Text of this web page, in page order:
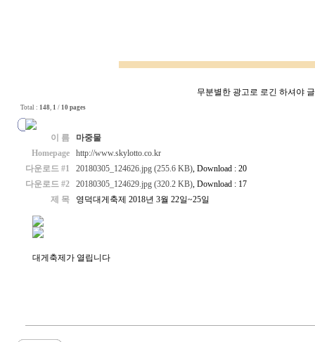
무분별한 광고로 로긴 하셔야
Total : 148, 1 / 10 pages
이 름
마중물
Homepage http://www.skylotto.co.kr
다운로드 #1 20180305_124626.jpg (255.6 KB), Download : 20
다운로드 #2 20180305_124629.jpg (320.2 KB), Download : 17
제 목
영덕대게축제 2018년 3월 22일~25일
대게축제가 열립니다